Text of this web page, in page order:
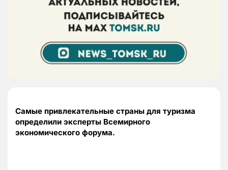
Самые привлекательные страны для туризма
определили эксперты Всемирного
экономического форума.